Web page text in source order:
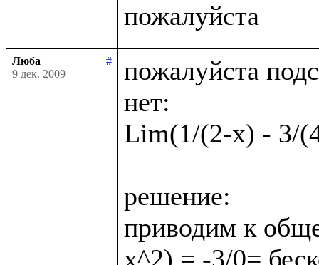
Люба
#
9 дек. 2009
пожалуйста
нет:
Lim(1/(2-x) - 3/
решение:
приводим к
x^2) = -3/0=